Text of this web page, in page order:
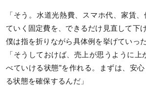
「そう。水道光熱費、スマホ代、家賃
ていく固定費を、できるだけ見直して下
僕は指を折りながら具体例を挙げていった
「そうしておけば、売上が思うように上
べていける状態”を作れる。まずは、安
る状態を確保するんだ」